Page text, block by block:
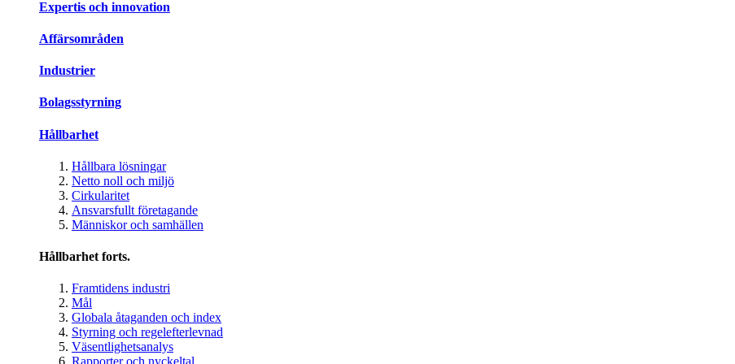
Expertis och innovation
Affärsområden
Industrier
Bolagsstyrning
Hållbarhet
Hållbara lösningar
Netto noll och miljö
Cirkularitet
Ansvarsfullt företagande
Människor och samhällen
Hållbarhet forts.
Framtidens industri
Mål
Globala åtaganden och index
Styrning och regelefterlevnad
Väsentlighetsanalys